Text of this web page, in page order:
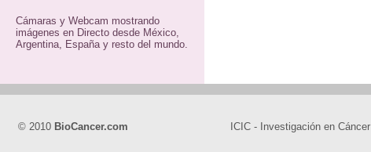
Cámaras y Webcam mostrando
imágenes en Directo desde México,
Argentina, España y resto del mundo.
© 2010 BioCancer.com ICIC - Investigación en Cáncer